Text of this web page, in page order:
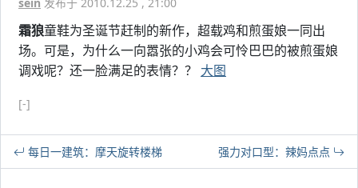
霜狼童鞋为圣诞节赶制的新作，超载鸡和煎蛋娘一同出
场。可是，为什么一向嚣张的小鸡会可怜巴巴的被煎蛋娘
调戏呢？还一脸满足的表情？？ 大图
[-]
每日一建筑：摩天旋转楼梯 强力对口型：辣妈点点